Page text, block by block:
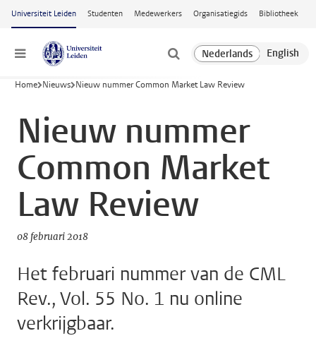
Ga naar hoofdinhoud
Universiteit Leiden Studenten Medewerkers Organisatiegids Bibliotheek
Menu
Home Nieuws Nieuw nummer Common Market Law Review
Nieuw nummer
Common Market
Law Review
08 februari 2018
Het februari nummer van de CML
Rev., Vol. 55 No. 1 nu online
verkrijgbaar.